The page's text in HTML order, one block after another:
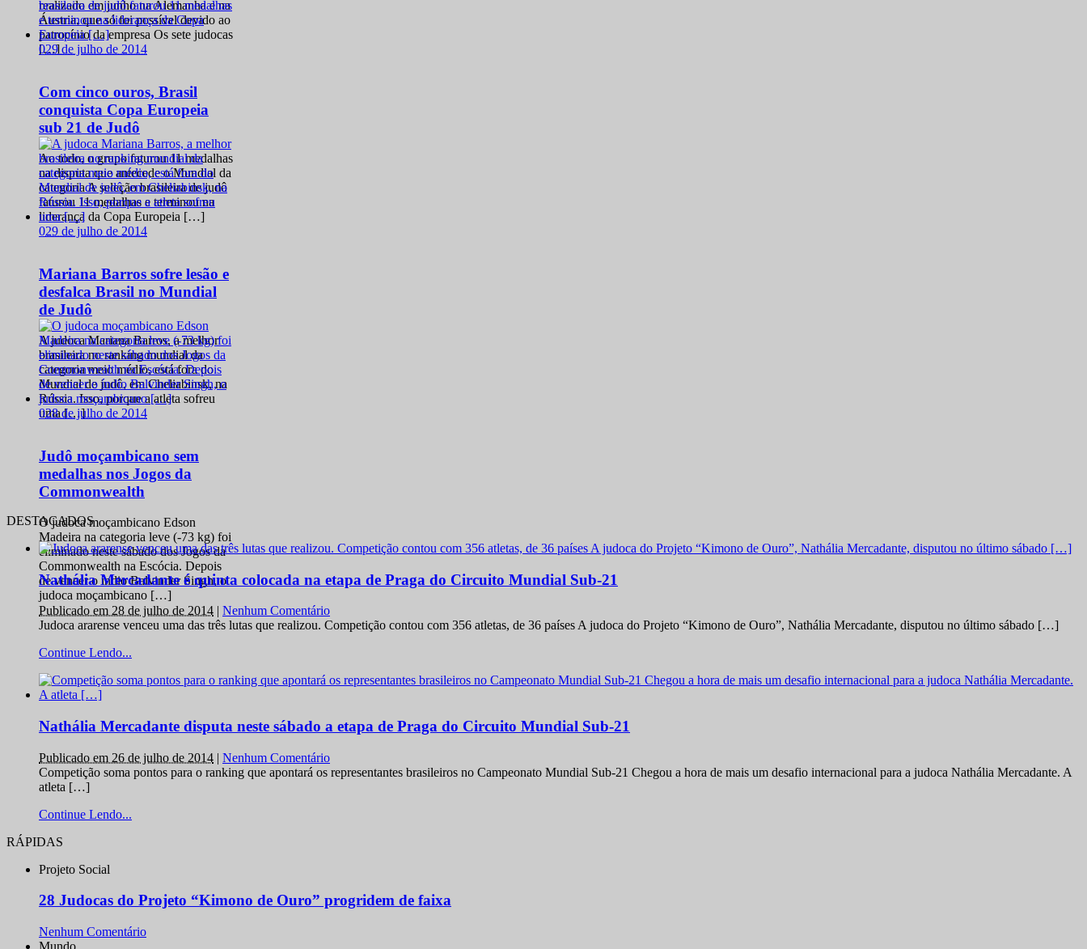
realizado em junho na Alemanha e na
Áustria, que só foi possível devido ao
patrocínio da empresa Os sete judocas
[…]
029 de julho de 2014
Com cinco ouros, Brasil
conquista Copa Europeia
sub 21 de Judô
Ao todo, o grupo faturou 11 medalhas
na disputa que antecede o Mundial da
categoria A seleção brasileira de judô
faturou 11 medalhas e terminou na
liderança da Copa Europeia […]
029 de julho de 2014
Mariana Barros sofre lesão e
desfalca Brasil no Mundial
de Judô
A judoca Mariana Barros, a melhor
brasileira no ranking mundial da
categoria meio médio, está fora do
Mundial de judô, em Cheliabinsk, na
Rússia. Isso, porque a atleta sofreu
uma […]
028 de julho de 2014
Judô moçambicano sem
medalhas nos Jogos da
Commonwealth
O judoca moçambicano Edson
Madeira na categoria leve (-73 kg) foi
eliminado neste sábado dos Jogos da
Commonwealth na Escócia. Depois
de vencer o índio Balvinder Singh, o
judoca moçambicano […]
DESTACADOS
Nathália Mercadante é quinta colocada na etapa de Praga do Circuito Mundial Sub-21
Publicado em 28 de julho de 2014 | Nenhum Comentário
Judoca ararense venceu uma das três lutas que realizou. Competição contou com 356 atletas, de 36 países A judoca do Projeto “Kimono de Ouro”, Nathália Mercadante, disputou no último sábado […]
Continue Lendo...
Nathália Mercadante disputa neste sábado a etapa de Praga do Circuito Mundial Sub-21
Publicado em 26 de julho de 2014 | Nenhum Comentário
Competição soma pontos para o ranking que apontará os representantes brasileiros no Campeonato Mundial Sub-21 Chegou a hora de mais um desafio internacional para a judoca Nathália Mercadante. A
atleta […]
Continue Lendo...
RÁPIDAS
Projeto Social
28 Judocas do Projeto “Kimono de Ouro” progridem de faixa
Nenhum Comentário
Mundo